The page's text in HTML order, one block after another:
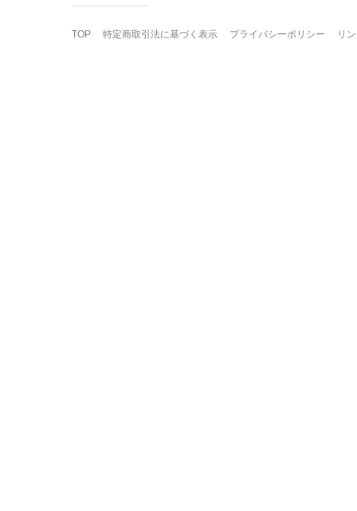
TOP 特定商取引法に基づく表示 プライバシーポリシー リ